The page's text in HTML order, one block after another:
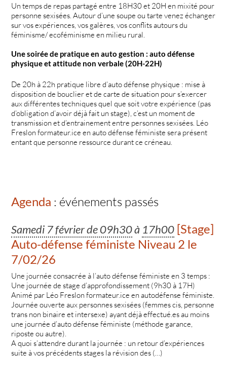
Un temps de repas partagé entre 18H30 et 20H en mixité pour
personne sexisées. Autour d’une soupe ou tarte venez échanger
sur vos expériences, vos galères, vos conflits autours du
féminisme/ ecoféminisme en milieu rural.
Une soirée de pratique en auto gestion : auto défense
physique et attitude non verbale (20H-22H)
De 20h à 22h pratique libre d’auto défense physique : mise à
disposition de bouclier et de carte de situation pour s’exercer
aux différentes techniques quel que soit votre expérience (pas
d’obligation d’avoir déjà fait un stage), c’est un moment de
transmission et d’entrainement entre personnes sexisées. Léo
Freslon formateur.ice en auto défense féministe sera présent
entant que personne ressource durant ce créneau.
Agenda : événements passés
Samedi 7 février de 09h30à 17h00 [Stage]
Auto-défense féministe Niveau 2 le
7/02/26
Une journée consacrée à l’auto défense féministe en 3 temps :
Une journée de stage d’approfondissement (9h30 à 17H)
Animé par Léo Freslon formateur.ice en autodéfense féministe.
Journée ouverte aux personnes sexisées (femmes cis, personne
trans non binaire et intersexe) ayant déjà effectué.es au moins
une journée d’auto défense féministe (méthode garance,
riposte ou autre).
A quoi s’attendre durant la journée : un retour d’expériences
suite à vos précédents stages la révision des (…)